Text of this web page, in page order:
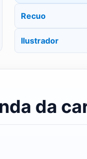
Recuo
Ilustrador
da